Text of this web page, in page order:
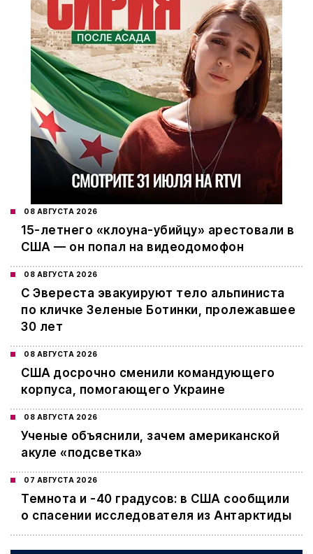
08 АВГУСТА 2026
15-летнего «клоуна-убийцу» арестовали в
США — он попал на видеодомофон
08 АВГУСТА 2026
С Эвереста эвакуируют тело альпиниста
по кличке Зеленые Ботинки, пролежавшее
30 лет
08 АВГУСТА 2026
США досрочно сменили командующего
корпуса, помогающего Украине
08 АВГУСТА 2026
Ученые объяснили, зачем американской
акуле «подсветка»
07 АВГУСТА 2026
Темнота и -40 градусов: в США сообщили
о спасении исследователя из Антарктиды